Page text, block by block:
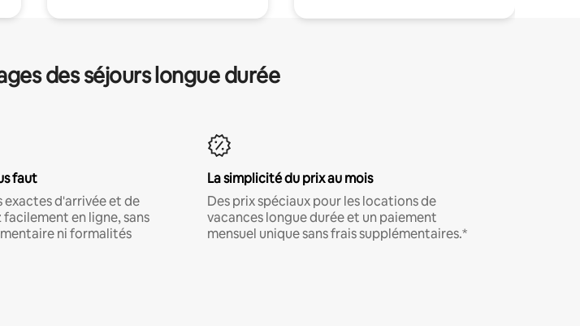
des séjours longue durée
faut
exactes d'arrivée et de
en ligne, sans
ni formalités
La simplicité du prix au mois
Des prix spéciaux pour les locations de
vacances longue durée et un paiement
mensuel unique sans frais supplémentaires.*